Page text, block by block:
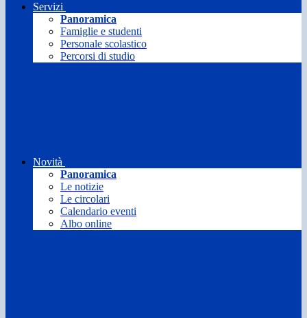
Servizi
Panoramica
Famiglie e studenti
Personale scolastico
Percorsi di studio
Novità
Panoramica
Le notizie
Le circolari
Calendario eventi
Albo online